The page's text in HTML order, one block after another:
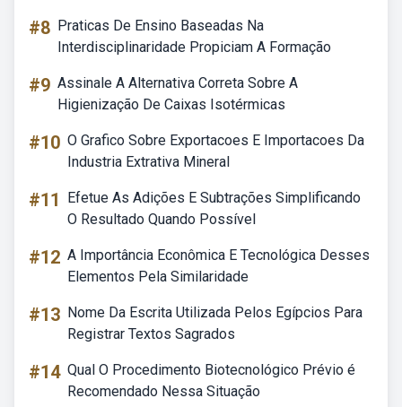
#8 Praticas De Ensino Baseadas Na
Interdisciplinaridade Propiciam A Formação
#9 Assinale A Alternativa Correta Sobre A
Higienização De Caixas Isotérmicas
#10 O Grafico Sobre Exportacoes E Importacoes Da
Industria Extrativa Mineral
#11
Efetue As Adições E Subtrações Simplificando
O Resultado Quando Possível
#12 A Importância Econômica E Tecnológica Desses
Elementos Pela Similaridade
#13 Nome Da Escrita Utilizada Pelos Egípcios Para
Registrar Textos Sagrados
#14 Qual O Procedimento Biotecnológico Prévio é
Recomendado Nessa Situação